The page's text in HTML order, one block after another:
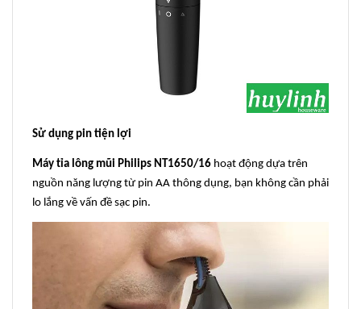
Sử dụng pin tiện lợi
Máy tỉa lông mũi Philips NT1650/16 hoạt động dựa trên
nguồn năng lượng từ pin AA thông dụng, bạn không cần phải
lo lắng về vấn đề sạc pin.